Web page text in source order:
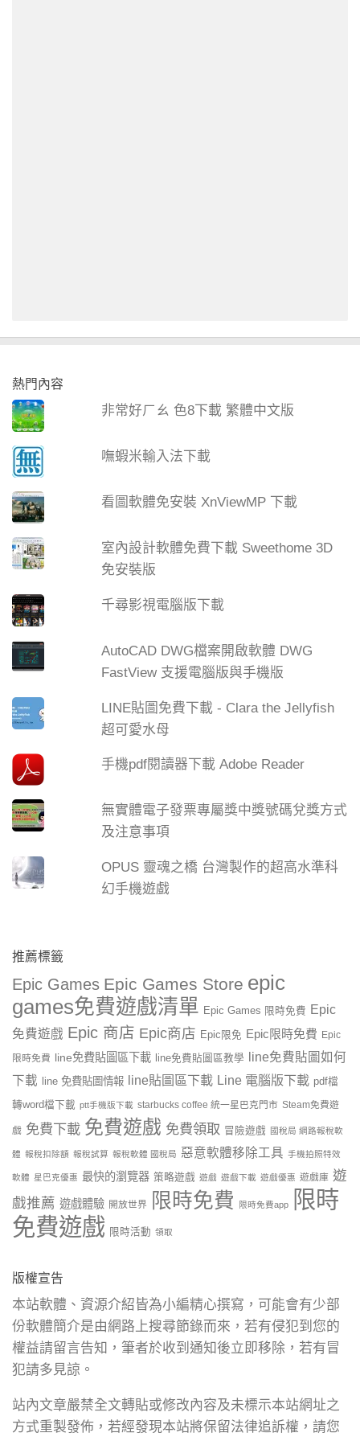
熱門內容
非常好ㄏㄠ 色8下載 繁體中文版
嘸蝦米輸入法下載
看圖軟體免安裝 XnViewMP 下載
室內設計軟體免費下載 Sweethome 3D
免安裝版
千尋影視電腦版下載
AutoCAD DWG檔案開啟軟體 DWG
FastView 支援電腦版與手機版
LINE貼圖免費下載 - Clara the Jellyfish
超可愛水母
手機pdf閱讀器下載 Adobe Reader
無實體電子發票專屬獎中獎號碼兌獎方式
及注意事項
OPUS 靈魂之橋 台灣製作的超高水準科
幻手機遊戲
推薦標籤
Epic Games Epic Games Store epic
games免費遊戲清單 Epic Games 限時免費 Epic
免費遊戲 Epic 商店 Epic商店 Epic限免 Epic限時免費 Epic
限時免費 line免費貼圖區下載 line免費貼圖區教學
line免費貼圖如何
下載
line 免費貼圖情報 line貼圖區下載 Line 電腦版下載 pdf檔
轉word檔下載 ptt手機版下載 starbucks coffee 統一星巴克門市 Steam免費遊
戲 免費下載 免費遊戲 免費領取 冒險遊戲 國稅局 網路報稅軟
體 報稅扣除額 報稅試算 報稅軟體 國稅局 惡意軟體移除工具 手機拍照特效
軟體 星巴克優惠 最快的瀏覽器 策略遊戲 遊戲 遊戲下載 遊戲優惠 遊戲庫 遊
戲推薦 遊戲體驗 開放世界 限時免費 限時免費app
限時
免費遊戲 限時活動 領取
版權宣告
本站軟體、資源介紹皆為小編精心撰寫，可能會有少部
份軟體簡介是由網路上搜尋節錄而來，若有侵犯到您的
權益請留言告知，筆者於收到通知後立即移除，若有冒
犯請多見諒。
站內文章嚴禁全文轉貼或修改內容及未標示本站網址之
方式重製發佈，若經發現本站將保留法律追訴權，請您